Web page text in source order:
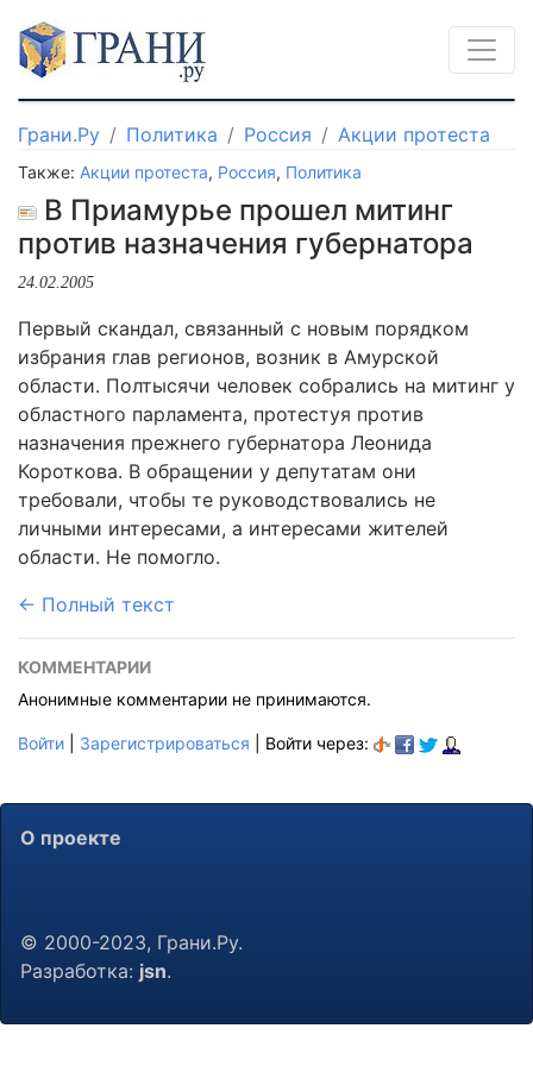
Грани.Ру Политика Россия Акции протеста
Также: Акции протеста, Россия, Политика
В Приамурье прошел митинг
против назначения губернатора
24.02.2005
Первый скандал, связанный с новым порядком
избрания глав регионов, возник в Амурской
области. Полтысячи человек собрались на митинг у
областного парламента, протестуя против
назначения прежнего губернатора Леонида
Короткова. В обращении у депутатам они
требовали, чтобы те руководствовались не
личными интересами, а интересами жителей
области. Не помогло.
← Полный текст
КОММЕНТАРИИ
Анонимные комментарии не принимаются.
Войти Зарегистрироваться | Войти через:
О проекте
© 2000-2023, Грани.Ру.
Разработка: jsn.